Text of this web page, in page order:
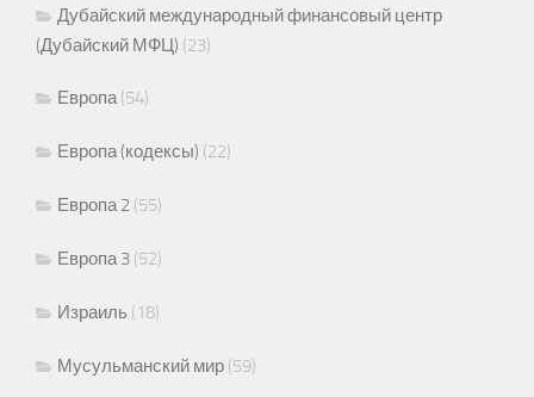
Дубайский международный финансовый центр
(Дубайский МФЦ) (23)
Европа(54)
Европа (кодексы) (22)
Европа 2 (55)
Европа 3 (52)
Израиль (18)
Мусульманский мир (59)